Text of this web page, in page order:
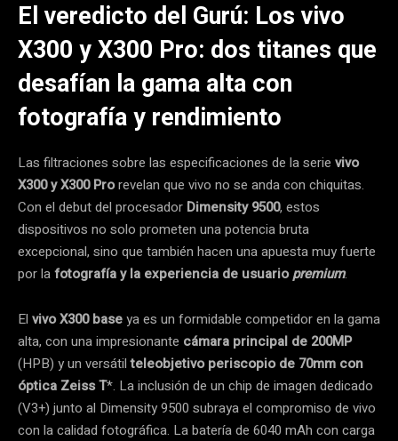
El veredicto del Gurú: Los vivo
X300 y X300 Pro: dos titanes que
desafían la gama alta con
fotografía y rendimiento
Las filtraciones sobre las especificaciones de la serie vivo
X300 y X300 Prorevelan que vivo no se anda con chiquitas.
Con el debut del procesador Dimensity 9500, estos
dispositivos no solo prometen una potencia bruta
excepcional, sino que también hacen una apuesta muy fuerte
por lafotografía y la experiencia de usuariopremium.
El vivo X300 baseya es un formidable competidor en la gama
alta, con una impresionante cámara principal de 200MP
(HPB) y un versátilteleobjetivo periscopio de 70mm con
óptica Zeiss T*. La inclusión de un chip de imagen dedicado
(V3+) junto al Dimensity 9500 subraya el compromiso de vivo
con la calidad fotográfica. La batería de 6040 mAh con carga